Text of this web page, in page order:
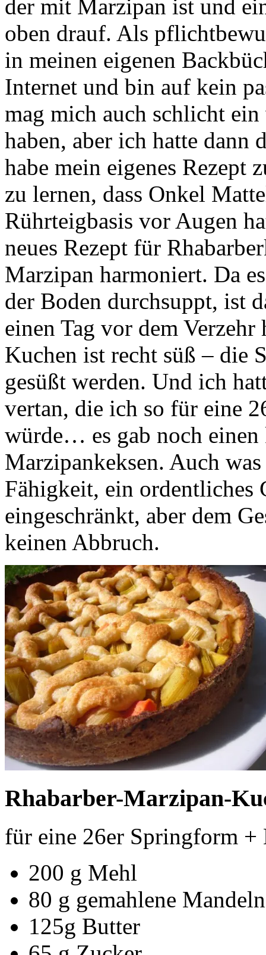
der mit Marzipan ist und
oben drauf. Als
in meinen eigenen
Internet und bin auf kein
mag mich auch schlicht
haben, aber ich hatte dann
habe mein eigenes Rezept
zu lernen, dass Onkel
Rührteigbasis vor Augen
neues Rezept für
Marzipan harmoniert. Da
der Boden durchsuppt, ist
einen Tag vor dem
Kuchen ist recht süß – die
gesüßt werden. Und ich
vertan, die ich so für eine
würde… es gab noch
Marzipankeksen. Auch
Fähigkeit, ein ordentliches
eingeschränkt, aber dem
keinen Abbruch.
Rhabarber-Marzipan-
für eine 26er Springform +
200 g Mehl
80 g gemahlene Mandeln
125g Butter